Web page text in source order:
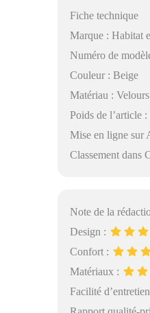
Fiche technique
Marque : Habitat
Numéro de
Couleur : Beige
Matériau :
Poids de l’article
Mise en ligne sur
Classement dans
Note de la
Design :
Confort :
Matériaux :
Facilité